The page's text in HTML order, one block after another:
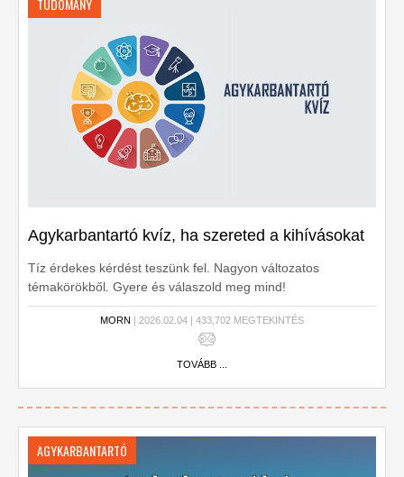
TUDOMÁNY
Agykarbantartó kvíz, ha szereted a kihívásokat
Tíz érdekes kérdést teszünk fel. Nagyon változatos
témakörökből. Gyere és válaszold meg mind!
MORN | 2026.02.04 | 433,702 MEGTEKINTÉS
TOVÁBB ...
AGYKARBANTARTÓ